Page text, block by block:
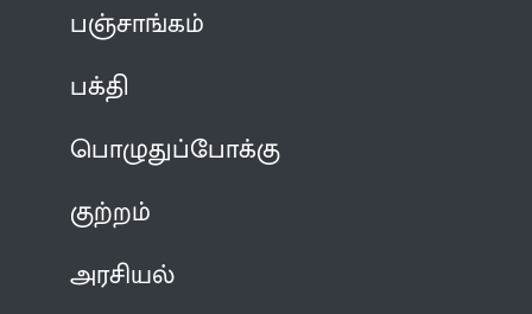
பஞ்சாங்கம்
பக்தி
பொழுதுப்போக்கு
குற்றம்
அரசியல்